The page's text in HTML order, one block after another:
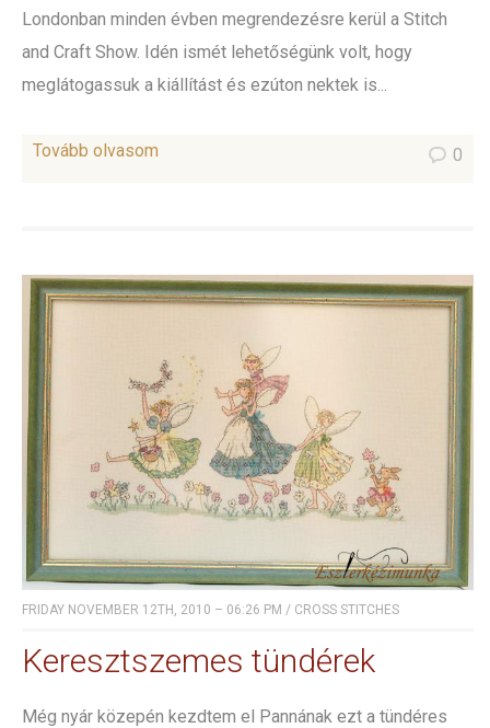
Londonban minden évben megrendezésre kerül a Stitch
and Craft Show. Idén ismét lehetőségünk volt, hogy
meglátogassuk a kiállítást és ezúton nektek is...
Tovább olvasom 0
FRIDAY NOVEMBER 12TH, 2010 – 06:26 PM / CROSS STITCHES
Keresztszemes tündérek
Még nyár közepén kezdtem el Pannának ezt a tündéres